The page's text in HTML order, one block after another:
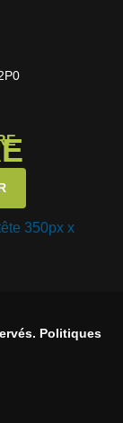
Politiques